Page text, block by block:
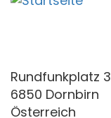
Direkt
Rundfunkplatz 3
6850 Dornbirn
Österreich